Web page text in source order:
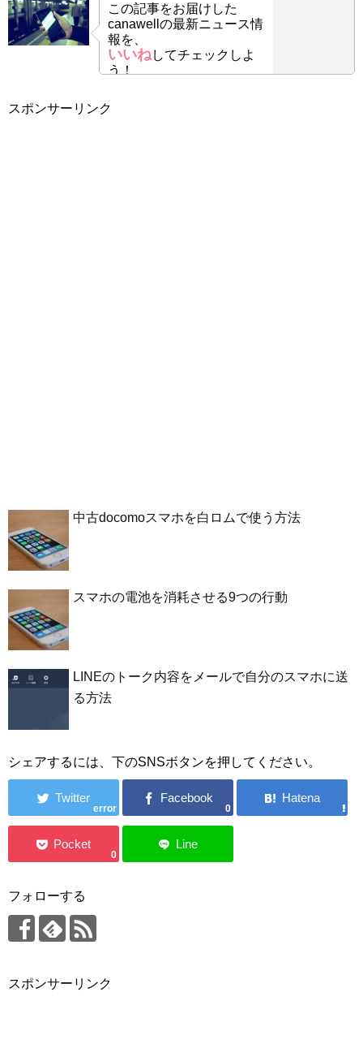
この記事をお届けした
canawellの最新ニュース情
報を、
いいねしてチェックしよ
う！
スポンサーリンク
中古docomoスマホを白ロムで使う方法
スマホの電池を消耗させる9つの行動
LINEのトーク内容をメールで自分のスマホに送
る方法
シェアするには、下のSNSボタンを押してください。
error 0
0
フォローする
スポンサーリンク